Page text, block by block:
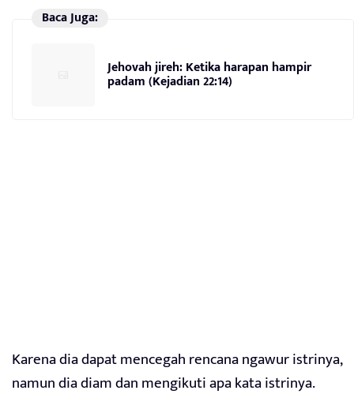
Baca Juga:
Jehovah jireh: Ketika harapan hampir
padam (Kejadian 22:14)
Karena dia dapat mencegah rencana ngawur istrinya,
namun dia diam dan mengikuti apa kata istrinya.